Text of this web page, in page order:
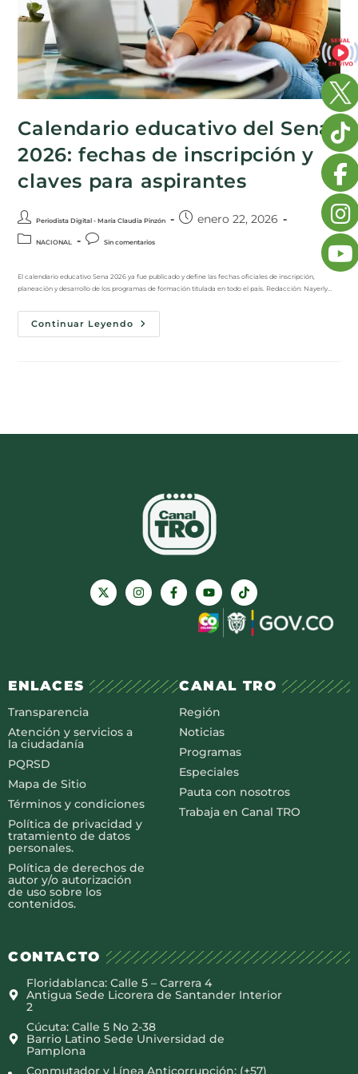
Calendario educativo del Sena
2026: fechas de inscripción y
claves para aspirantes
Periodista Digital - María Claudia Pinzón enero 22, 2026
NACIONAL Sin comentarios
El calendario educativo Sena 2026 ya fue publicado y define las fechas oficiales de inscripción,
planeación y desarrollo de los programas de formación titulada en todo el país. Redacción: Nayerly…
Continuar Leyendo
ENLACES
Transparencia
Atención y servicios a
la ciudadanía
PQRSD
Mapa de Sitio
Términos y condiciones
Política de privacidad y
tratamiento de datos
personales.
Política de derechos de
autor y/o autorización
de uso sobre los
contenidos.
CANAL TRO
Región
Noticias
Programas
Especiales
Pauta con nosotros
Trabaja en Canal TRO
CONTACTO
Floridablanca: Calle 5 – Carrera 4
Antigua Sede Licorera de Santander Interior
2
Cúcuta: Calle 5 No 2-38
Barrio Latino Sede Universidad de
Pamplona
Conmutador y Línea Anticorrupción: (+57)